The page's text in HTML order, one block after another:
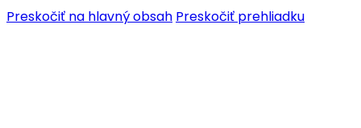
Preskočiť na hlavný obsah Preskočiť prehliadku